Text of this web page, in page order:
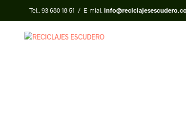
Tel.:93 680 18 51 / E-mial: